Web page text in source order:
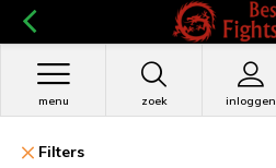
zoek inloggen
menu
Filters